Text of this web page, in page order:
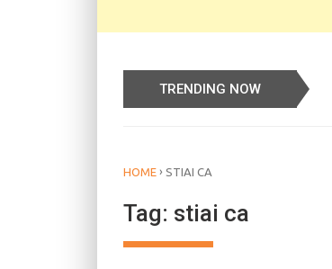
TRENDING NOW
HOME › STIAI CA
Tag: stiai ca